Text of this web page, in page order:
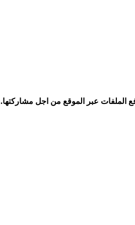
الملفات عبر الموقع من اجل مشاركتها.